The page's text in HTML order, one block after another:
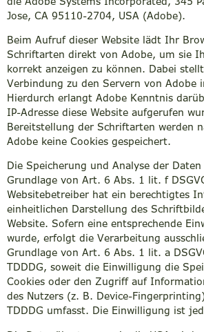
Jose, CA 95110-2704, USA (Adobe).
Beim Aufruf dieser Website lädt Ihr
Schriftarten direkt von Adobe, um sie
korrekt anzeigen zu können. Dabei
Verbindung zu den Servern von Adobe
Hierdurch erlangt Adobe Kenntnis
IP-Adresse diese Website aufgerufen
Bereitstellung der Schriftarten werden
Adobe keine Cookies gespeichert.
Die Speicherung und Analyse der
Grundlage von Art. 6 Abs. 1 lit. f
Websitebetreiber hat ein berechtigtes
einheitlichen Darstellung des
Website. Sofern eine entsprechende
wurde, erfolgt die Verarbeitung
Grundlage von Art. 6 Abs. 1 lit. a
TDDDG, soweit die Einwilligung die
Cookies oder den Zugriff auf
des Nutzers (z. B. Device-
TDDDG umfasst. Die Einwilligung ist